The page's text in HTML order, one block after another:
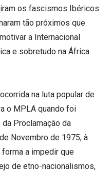
os fascismos Ibéricos
tão próximos que
a Internacional
e sobretudo na África
na luta popular de
o MPLA quando foi
Proclamação da
Novembro de 1975, à
forma a impedir que
de etno-nacionalismos,